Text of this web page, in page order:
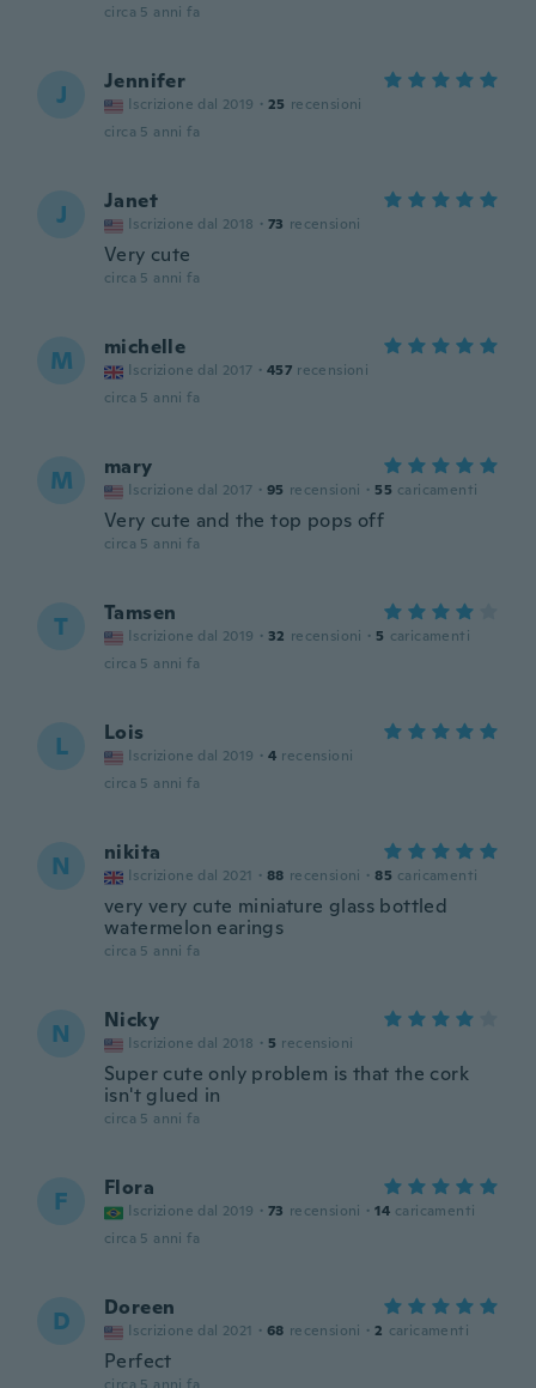
circa 5 anni fa
J Jennifer
Iscrizione dal 2019 · 25 recensioni
circa 5 anni fa
J Janet
Iscrizione dal 2018 · 73 recensioni
Very cute
circa 5 anni fa
M michelle
Iscrizione dal 2017 · 457 recensioni
circa 5 anni fa
M mary
Iscrizione dal 2017 · 95 recensioni · 55 caricamenti
Very cute and the top pops off
circa 5 anni fa
T Tamsen
Iscrizione dal 2019 · 32 recensioni · 5 caricamenti
circa 5 anni fa
L Lois
Iscrizione dal 2019 · 4 recensioni
circa 5 anni fa
N nikita
Iscrizione dal 2021 · 88 recensioni · 85 caricamenti
very very cute miniature glass bottled
watermelon earings
circa 5 anni fa
N Nicky
Iscrizione dal 2018 · 5 recensioni
Super cute only problem is that the cork
isn't glued in
circa 5 anni fa
F Flora
Iscrizione dal 2019 · 73 recensioni · 14 caricamenti
circa 5 anni fa
D Doreen
Iscrizione dal 2021 · 68 recensioni · 2 caricamenti
Perfect